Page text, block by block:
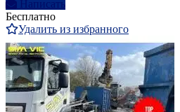
Написать
Бесплатно
Удалить из избранного